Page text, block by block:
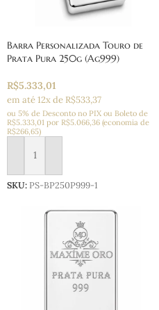
Barra Personalizada Touro de
Prata Pura 250g (Ag999)
R$5.333,01
em até 12x de R$533,37
ou 5% de Desconto no PIX ou Boleto de
R$5.333,01 por R$5.066,36 (economia de
R$266,65)
Adicionar ao carrinho
SKU: PS-BP250P999-1